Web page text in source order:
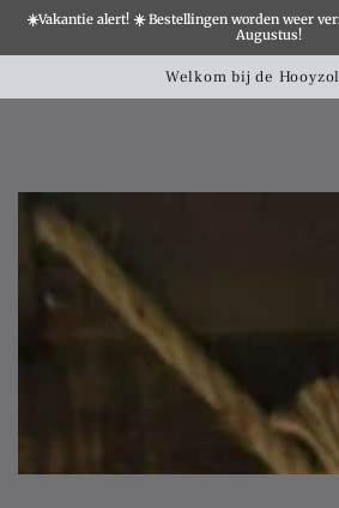
☀️Vakantie alert! ☀️ Bestellingen worden weer
Augustus!
MISSING:
Welkom bij de Hooyzolder!
MISSING: